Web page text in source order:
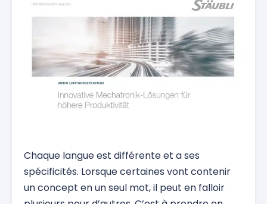
Chaque langue est différente et a ses
spécificités. Lorsque certaines vont contenir
un concept en un seul mot, il peut en falloir